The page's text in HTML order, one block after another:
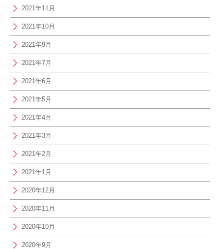
2021年11月
2021年10月
2021年9月
2021年7月
2021年6月
2021年5月
2021年4月
2021年3月
2021年2月
2021年1月
2020年12月
2020年11月
2020年10月
2020年9月